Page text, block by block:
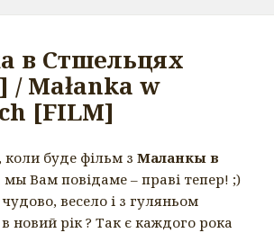
в Стшельцях
Małanka w
[FILM]
коли буде фільм зМаланкы в
мы Вам повідаме – праві тепер! ;)
весело і з гуляньом
новий рік ? Так є каждого рока